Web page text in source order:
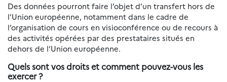
Des données pourront faire l’objet d’un transfert hors de
l’Union européenne, notamment dans le cadre de
l’organisation de cours en visioconférence ou de recours à
des activités opérées par des prestataires situés en
dehors de l’Union européenne.
Quels sont vos droits et comment pouvez-vous les
exercer ?